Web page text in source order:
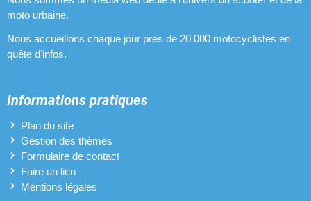
moto urbaine.
Nous accueillons chaque jour près de 20 000 motocyclistes en
quête d'infos.
Informations pratiques
Plan du site
Gestion des thèmes
Formulaire de contact
Faire un lien
Mentions légales